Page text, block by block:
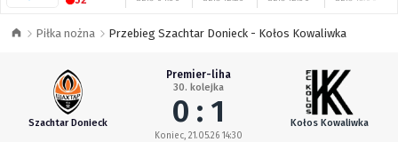
Piłka nożna Przebieg Szachtar Donieck - Kołos Kowaliwka
Szachtar Donieck
Premier-liha
30. kolejka
0 : 1
Koniec, 21.05.26 14:30
Kołos Kowaliwka